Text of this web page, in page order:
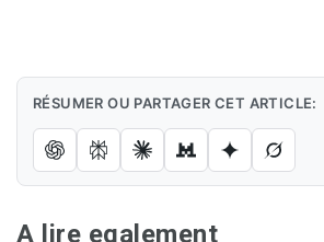
RÉSUMER OU PARTAGER CET ARTICLE:
A lire egalement